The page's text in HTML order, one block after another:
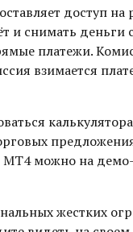
доступ
и снимать
платежи.
взимается
МТ4 можно на
жестких